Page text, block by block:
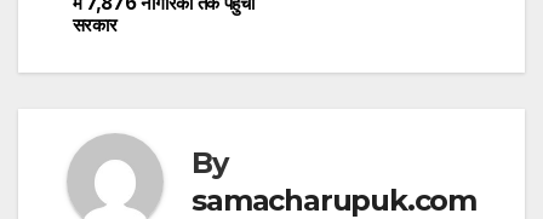
p
p o
सरकार
By
samacharupuk.com